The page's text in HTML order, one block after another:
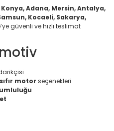
Adana, Mersin, Antalya,
Kocaeli, Sakarya,
güvenli ve hızlı teslimat
motor seçenekleri